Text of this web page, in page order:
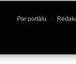
Par portālu ·